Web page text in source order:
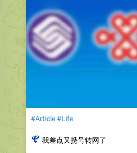
#Article#Life
我差点又携号转网了